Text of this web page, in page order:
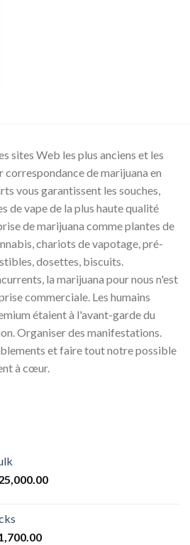
sites Web les plus anciens et les
correspondance de marijuana en
vous garantissent les souches,
de vape de la plus haute qualité
de marijuana comme plantes de
chariots de vapotage, pré-
dosettes, biscuits.
la marijuana pour nous n'est
commerciale. Les humains
étaient à l'avant-garde du
Organiser des manifestations.
et faire tout notre possible
à cœur.
Plage
Plage